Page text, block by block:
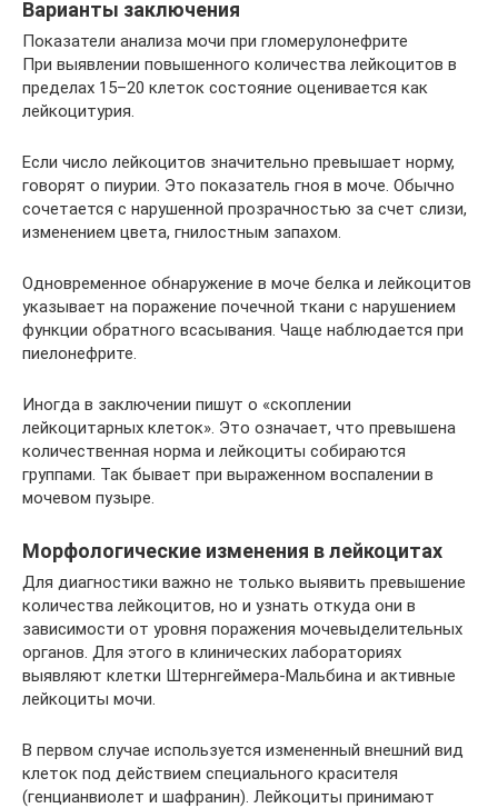
Варианты заключения
Показатели анализа мочи при гломерулонефрите
При выявлении повышенного количества лейкоцитов в
пределах 15–20 клеток состояние оценивается как
лейкоцитурия.
Если число лейкоцитов значительно превышает норму,
говорят о пиурии. Это показатель гноя в моче. Обычно
сочетается с нарушенной прозрачностью за счет слизи,
изменением цвета, гнилостным запахом.
Одновременное обнаружение в моче белка и лейкоцитов
указывает на поражение почечной ткани с нарушением
функции обратного всасывания. Чаще наблюдается при
пиелонефрите.
Иногда в заключении пишут о «скоплении
лейкоцитарных клеток». Это означает, что превышена
количественная норма и лейкоциты собираются
группами. Так бывает при выраженном воспалении в
мочевом пузыре.
Морфологические изменения в лейкоцитах
Для диагностики важно не только выявить превышение
количества лейкоцитов, но и узнать откуда они в
зависимости от уровня поражения мочевыделительных
органов. Для этого в клинических лабораториях
выявляют клетки Штернгеймера-Мальбина и активные
лейкоциты мочи.
В первом случае используется измененный внешний вид
клеток под действием специального красителя
(генцианвиолет и шафранин). Лейкоциты принимают